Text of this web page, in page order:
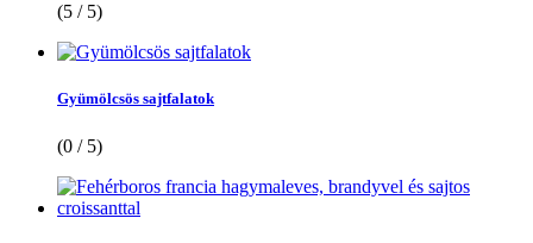
(5 / 5)
Gyümölcsös sajtfalatok
(0 / 5)